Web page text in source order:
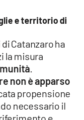
e territorio di
Catanzaro ha
la misura
.
non è apparso
propensione
necessario il